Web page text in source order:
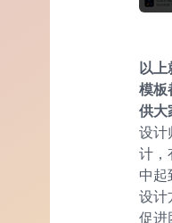
以上
模板
供大
设计
计，
中起
设计
促进